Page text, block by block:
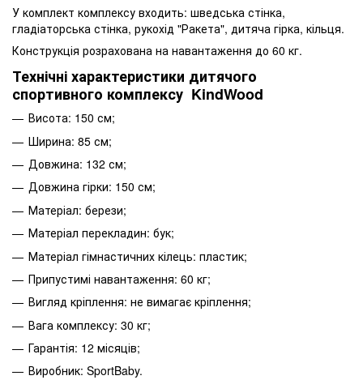
У комплект комплексу входить: шведська стінка,
гладіаторська стінка, рукохід "Ракета", дитяча гірка, кільця.
Конструкція розрахована на навантаження до 60 кг.
Технічні характеристики дитячого
спортивного комплексу KindWood
Висота: 150 см;
Ширина: 85 см;
Довжина: 132 см;
Довжина гірки: 150 см;
Матеріал: берези;
Матеріал перекладин: бук;
Матеріал гімнастичних кілець: пластик;
Припустимі навантаження: 60 кг;
Вигляд кріплення: не вимагає кріплення;
Вага комплексу: 30 кг;
Гарантія: 12 місяців;
Виробник: SportBaby.